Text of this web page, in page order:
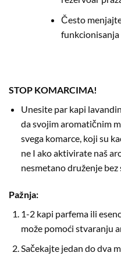
Često
funkcionisanja
STOP KOMARCIMA!
Unesite par kapi
da svojim aromatičnim
svega komarce, koji su
ne I ako aktivirate naš
nesmetano druženje
Pažnja:
1-2 kapi parfema ili
može pomoći stvaranju
Sačekajte jedan do dva